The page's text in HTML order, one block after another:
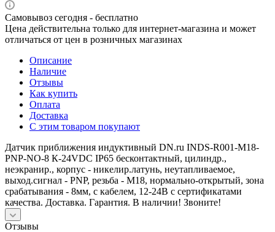
Самовывоз сегодня - бесплатно
Цена действительна только для интернет-магазина и может
отличаться от цен в розничных магазинах
Описание
Наличие
Отзывы
Как купить
Оплата
Доставка
С этим товаром покупают
Датчик приближения индуктивный DN.ru INDS-R001-M18-
PNP-NO-8 К-24VDC IP65 бесконтактный, цилиндр.,
неэкранир., корпус - никелир.латунь, неутапливаемое,
выход.сигнал - PNP, резьба - M18, нормально-открытый, зона
срабатывания - 8мм, с кабелем, 12-24В с сертификатами
качества. Доставка. Гарантия. В наличии! Звоните!
Отзывы